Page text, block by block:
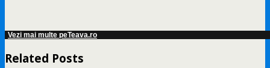
Vezi mai multe peTeava.ro
Related Posts